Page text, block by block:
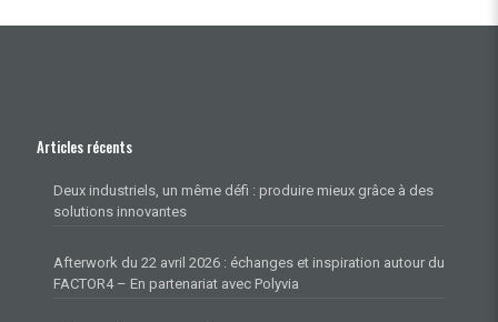
Articles récents
Deux industriels, un même défi : produire mieux grâce à des
solutions innovantes
Afterwork du 22 avril 2026 : échanges et inspiration autour du
FACTOR4 – En partenariat avec Polyvia